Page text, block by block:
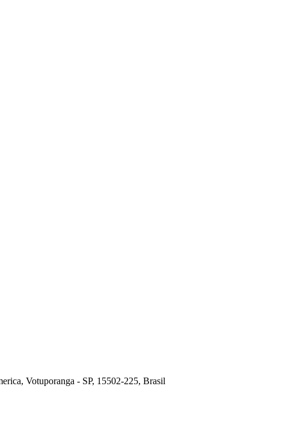
Votuporanga - SP, 15502-225, Brasil